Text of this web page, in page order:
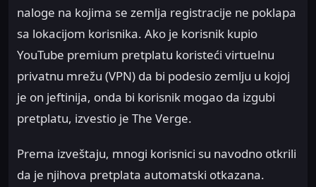
naloge na kojima se zemlja registracije ne poklapa
sa lokacijom korisnika. Ako je korisnik kupio
YouTube premium pretplatu koristeći virtuelnu
privatnu mrežu (VPN) da bi podesio zemlju u kojoj
je on jeftinija, onda bi korisnik mogao da izgubi
pretplatu, izvestio je The Verge.
Prema izveštaju, mnogi korisnici su navodno otkrili
da je njihova pretplata automatski otkazana.